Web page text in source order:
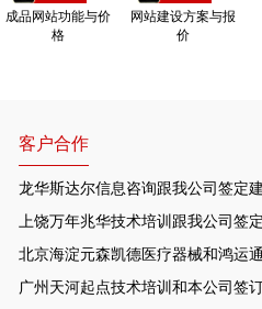
成品网站功能与价
格
网站建设方案与报
价
客户合作
龙华斯达尔信息咨询跟我公司签定
上饶万年兆华技术培训跟我公司签
北京海淀元森凯德医疗器械和鸿运
广州天河起点技术培训和本公司签